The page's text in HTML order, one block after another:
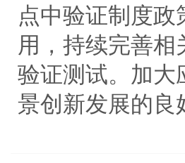
点中验证制度
用，持续完善
验证测试。加大
景创新发展的良